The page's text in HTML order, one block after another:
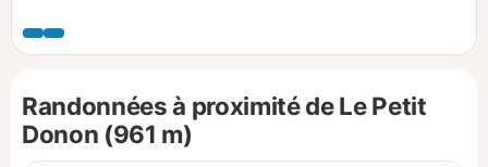
Bruche. Elle emprunte, à la fois, la
route, les routes forestières, les
cyclables.
Randonnées à proximité de Le Petit
Donon (961 m)